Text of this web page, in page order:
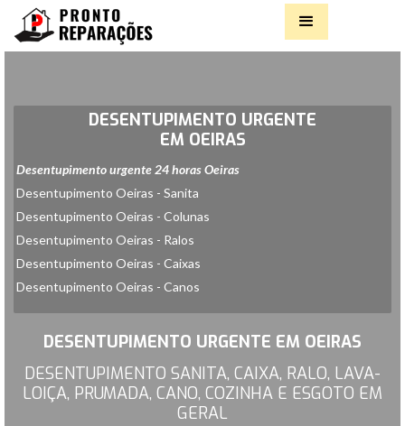
Piquete 24 Horas CONTACTOS
DESENTUPIMENTO URGENTE
EM OEIRAS
Desentupimento urgente 24 horas Oeiras
Desentupimento Oeiras - Sanita
Desentupimento Oeiras - Colunas
Desentupimento Oeiras - Ralos
Desentupimento Oeiras - Caixas
Desentupimento Oeiras - Canos
DESENTUPIMENTO URGENTE EM OEIRAS
DESENTUPIMENTO SANITA, CAIXA, RALO, LAVA-
LOIÇA, PRUMADA, CANO, COZINHA E ESGOTO EM
GERAL